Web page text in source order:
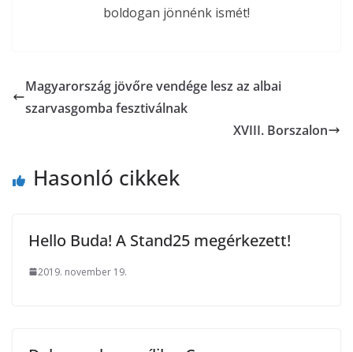
boldogan jönnénk ismét!
Magyarország jövőre vendége lesz az albai
szarvasgomba fesztiválnak
XVIII. Borszalon
Hasonló cikkek
Hello Buda! A Stand25 megérkezett!
2019. november 19.